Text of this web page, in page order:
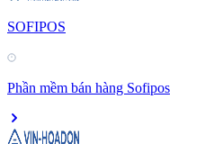
SOFIPOS
Phần mềm bán hàng Sofipos